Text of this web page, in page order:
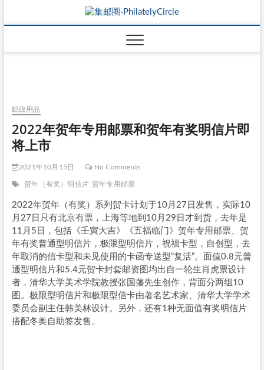
邮政用品
2022年贺年专用邮票和贺年有奖明信片即
将上市
2021年10月15日 No Comments
贺年（有奖）明信片 贺年专用邮票
2022年贺年（有奖）系列贺卡计划于10月27日发售，实际10
月27日只有北京有票，上海等地到10月29日才到货，去年是
11月5日，包括《壬寅大吉》《五福临门》贺年专用邮票、贺
年有奖普通型明信片，极限型明信片，祝福卡型，自创型，去
年取消的信卡型和未见使用的卡函专送型“复活”。面值0.8元普
通型明信片和5.4元贺卡封套邮资图均出自一轮生肖虎票设计
者，清华大学美术学院教授张国藩先生创作，背面分两组10
图。极限型明信片和极限型信卡由著名艺术家、清华大学学术
委员会副主任韩美林设计。另外，还有1种无面值有奖明信片
搭配冬奥自助签发售。